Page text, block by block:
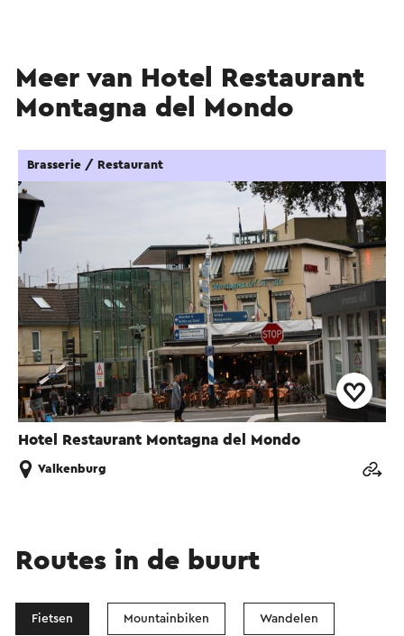
Meer van Hotel Restaurant
Montagna del Mondo
Hotel Restaurant Montagna del Mondo
Brasserie / Restaurant
Valkenburg
Routes in de buurt
Fietsen Mountainbiken Wandelen